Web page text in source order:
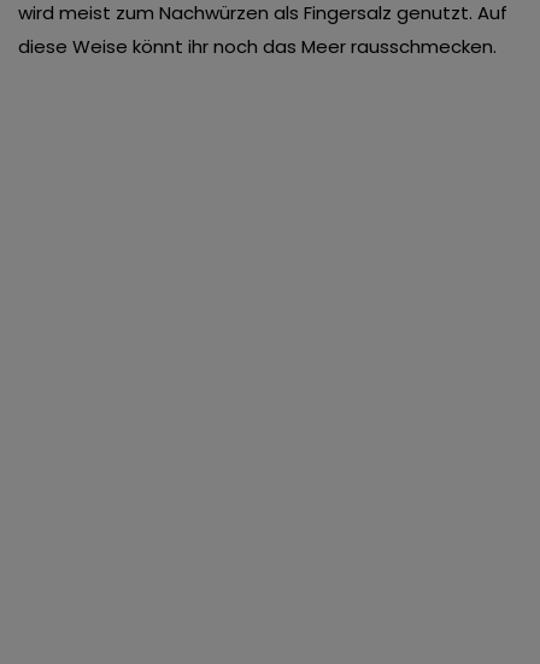
wird meist zum Nachwürzen als Fingersalz genutzt. Auf
diese Weise könnt ihr noch das Meer rausschmecken.